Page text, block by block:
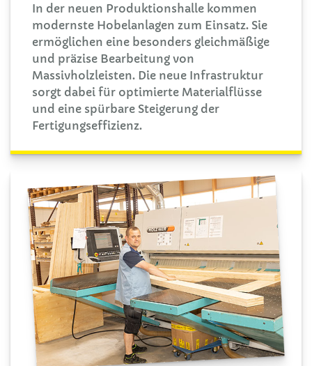
In der neuen Produktionshalle kommen
modernste Hobelanlagen zum Einsatz. Sie
ermöglichen eine besonders gleichmäßige
und präzise Bearbeitung von
Massivholzleisten. Die neue Infrastruktur
sorgt dabei für optimierte Materialflüsse
und eine spürbare Steigerung der
Fertigungseffizienz.